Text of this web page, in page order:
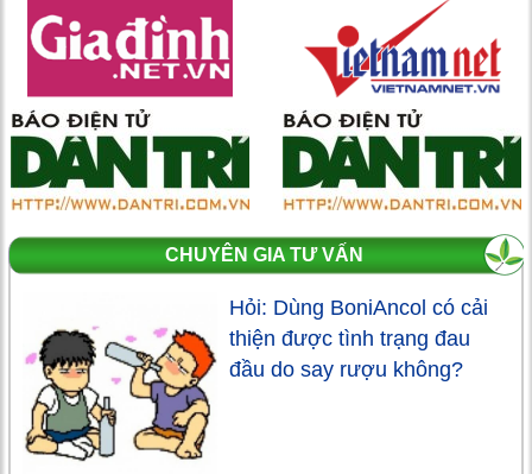
CHUYÊN GIA TƯ VẤN
Hỏi: Dùng BoniAncol có cải
thiện được tình trạng đau
đầu do say rượu không?